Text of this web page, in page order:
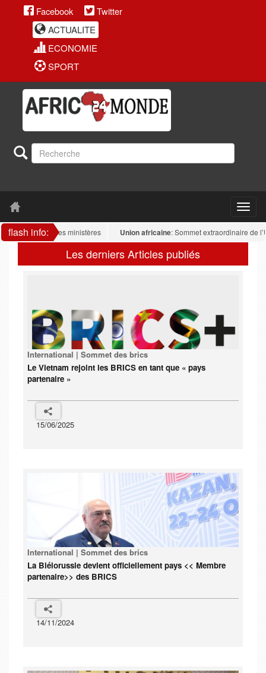
Facebook
Twitter
ACTUALITE
ECONOMIE
SPORT
flash info:
dans les ministères Union africaine: Sommet extraordinaire de l’UA :
Les derniers Articles publiés
International | Sommet des brics
Le Vietnam rejoint les BRICS en tant que « pays
partenaire »
15/06/2025
International | Sommet des brics
La Biélorussie devient officiellement pays << Membre
partenaire>> des BRICS
14/11/2024